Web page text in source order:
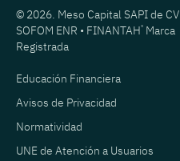
© 2026. Meso Capital SAPI de CV
SOFOM ENR • FINANTAH® Marca
Registrada
Educación Financiera
Avisos de Privacidad
Normatividad
UNE de Atención a Usuarios